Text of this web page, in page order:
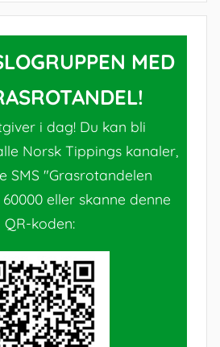
MED
i dag! Du kan bli
Norsk Tippings kanaler,
SMS "Grasrotandelen
eller skanne denne
QR-koden: